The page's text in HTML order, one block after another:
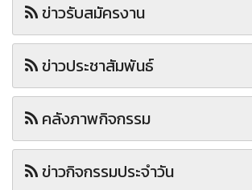
ข่าวรับสมัครงาน
ข่าวประชาสัมพันธ์
คลังภาพกิจกรรม
ข่าวกิจกรรมประจำวัน